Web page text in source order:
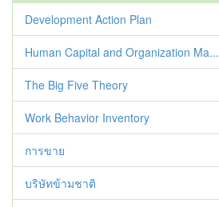
Development Action Plan
Human Capital and Organization Ma...
The Big Five Theory
Work Behavior Inventory
การขาย
บริษัทข้ามชาติ